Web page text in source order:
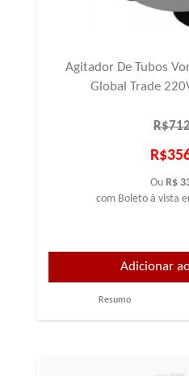
Agitador De Tubos
Global Trade
Ou R$
com Boleto à vista
Resumo